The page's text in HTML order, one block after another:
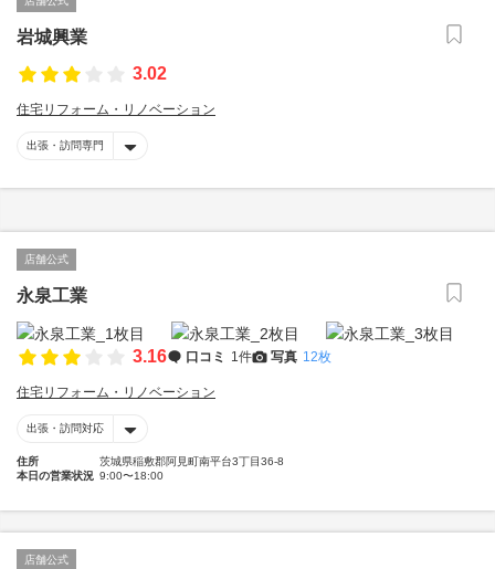
岩城興業
3.02
住宅リフォーム・リノベーション
出張・訪問専門
店舗公式
永泉工業
3.16 口コミ 1件 写真 12枚
住宅リフォーム・リノベーション
出張・訪問対応
住所
茨城県稲敷郡阿見町南平台3丁目36-8
本日の営業状況 9:00〜18:00
店舗公式